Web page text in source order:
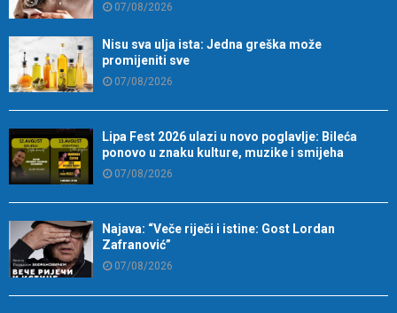
07/08/2026
Nisu sva ulja ista: Jedna greška može
promijeniti sve
07/08/2026
Lipa Fest 2026 ulazi u novo poglavlje: Bileća
ponovo u znaku kulture, muzike i smijeha
07/08/2026
Najava: “Veče riječi i istine: Gost Lordan
Zafranović”
07/08/2026